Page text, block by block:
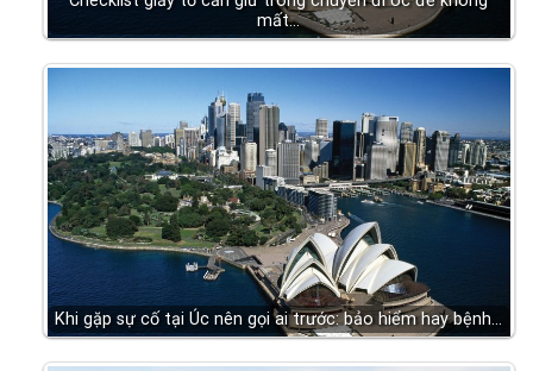
mất…
Khi gặp sự cố tại Úc nên gọi ai trước: bảo hiểm hay bệnh…